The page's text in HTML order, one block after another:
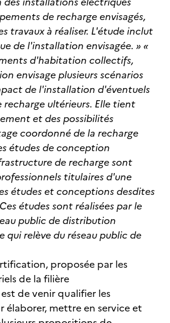
de recharge envisagés,
travaux à réaliser. L'étude inclut
de l'installation envisagée. » «
d'habitation collectifs,
envisage plusieurs scénarios
de l'installation d'éventuels
ultérieurs. Elle tient
et des possibilités
coordonné de la recharge
études de conception
de recharge sont
titulaires d'une
études et conceptions desdites
études sont réalisées par le
public de distribution
relève du réseau public de
proposée par les
de la filière
de venir qualifier les
élaborer, mettre en service et